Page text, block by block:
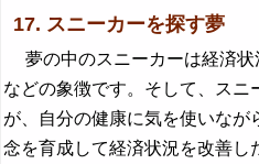
17. スニーカーを探す夢
夢の中のスニーカーは経済状
などの象徴です。そして、スニ
が、自分の健康に気を使いな
念を育成して経済状況を改善し